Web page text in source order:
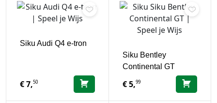
Siku Audi Q4 e-tron
€7,50
Siku Bentley
Continental GT
€5,99